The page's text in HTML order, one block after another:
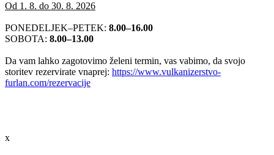
Od 1. 8. do 30. 8. 2026
PONEDELJEK–PETEK: 8.00–16.00
SOBOTA: 8.00–13.00
Da vam lahko zagotovimo želeni termin, vas vabimo, da svojo
storitev rezervirate vnaprej: https://www.vulkanizerstvo-
furlan.com/rezervacije
x